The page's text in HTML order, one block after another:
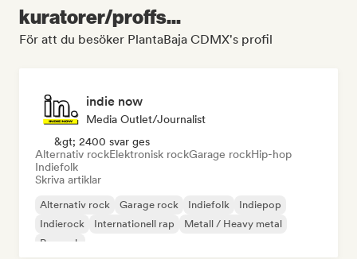
kuratorer/proffs...
För att du besöker PlantaBaja CDMX's profil
indie now
Media Outlet/Journalist
&gt; 2400 svar ges
Alternativ rockElektronisk rockGarage rockHip-hop
Indiefolk
Skriva artiklar
Alternativ rock Garage rock Indiefolk
Indiepop
Indierock
Internationell rap
Metall / Heavy metal
Poprock